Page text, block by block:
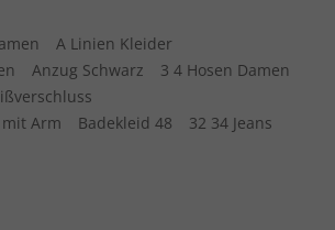
A Linien Kleider
Anzug Schwarz
3 4 Hosen Damen
Arm
Badekleid 48
32 34 Jeans